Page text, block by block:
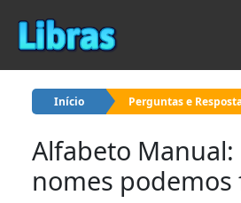
Início Perguntas e
Alfabeto Manual:
nomes podemos